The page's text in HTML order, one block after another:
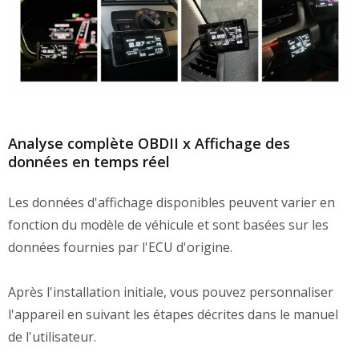
Analyse complète OBDII x Affichage des
données en temps réel
Les données d'affichage disponibles peuvent varier en
fonction du modèle de véhicule et sont basées sur les
données fournies par l'ECU d'origine.
Après l'installation initiale, vous pouvez personnaliser
l'appareil en suivant les étapes décrites dans le manuel
de l'utilisateur.